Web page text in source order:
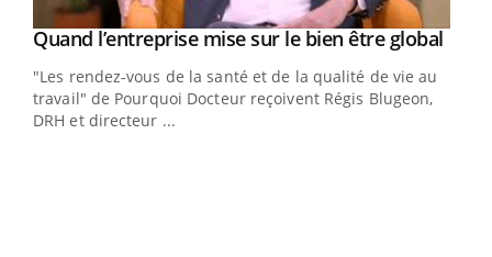
Youtube
Quand l’entreprise mise sur le bien être global
"Les rendez-vous de la santé et de la qualité de vie au
travail" de Pourquoi Docteur reçoivent Régis Blugeon,
DRH et directeur ...